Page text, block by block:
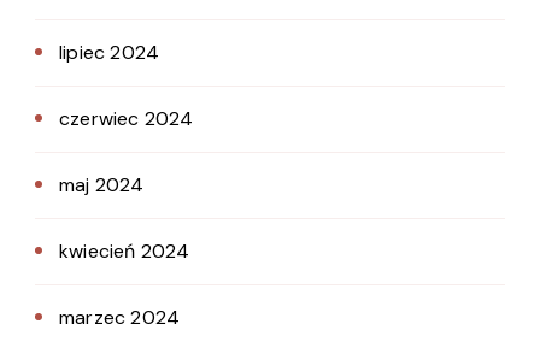
lipiec 2024
czerwiec 2024
maj 2024
kwiecień 2024
marzec 2024